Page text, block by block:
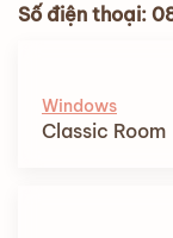
Số điện thoại:
Windows
Classic Room